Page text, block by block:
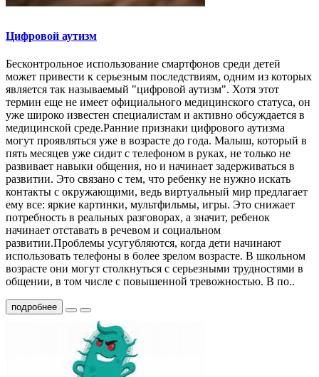
Цифровой аутизм
Бесконтрольное использование смартфонов среди детей
может привести к серьезным последствиям, одним из которых
является так называемый "цифровой аутизм". Хотя этот
термин еще не имеет официального медицинского статуса, он
уже широко известен специалистам и активно обсуждается в
медицинской среде.Ранние признаки цифрового аутизма
могут проявляться уже в возрасте до года. Малыш, который в
пять месяцев уже сидит с телефоном в руках, не только не
развивает навыки общения, но и начинает задерживаться в
развитии. Это связано с тем, что ребенку не нужно искать
контакты с окружающими, ведь виртуальный мир предлагает
ему все: яркие картинки, мультфильмы, игры. Это снижает
потребность в реальных разговорах, а значит, ребенок
начинает отставать в речевом и социальном
развитии.Проблемы усугубляются, когда дети начинают
использовать телефоны в более зрелом возрасте. В школьном
возрасте они могут столкнуться с серьезными трудностями в
общении, в том числе с повышенной тревожностью. В по..
подробнее